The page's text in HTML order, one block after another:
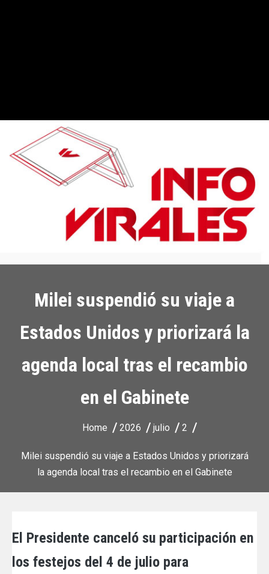
Milei suspendió su viaje a
Estados Unidos y priorizará la
agenda local tras el recambio
en el Gabinete
Home 2026 julio 2
Milei suspendió su viaje a Estados Unidos y priorizará
la agenda local tras el recambio en el Gabinete
El Presidente canceló su participación en
los festejos del 4 de julio para